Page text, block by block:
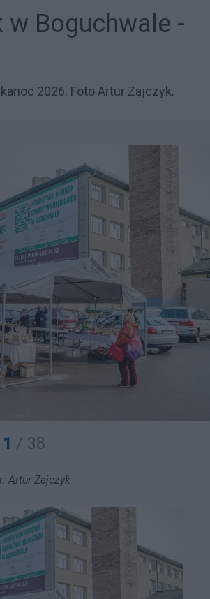
Boguchwale -
2026. Foto Artur Zajczyk.
1 / 38
Artur Zajczyk